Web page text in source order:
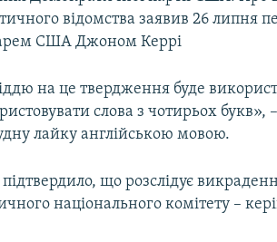
відомства заявив 26 липня
США Джоном Керрі
на це твердження буде
слова з чотирьох букв», –
лайку англійською мовою.
що розслідує
національного комітету –